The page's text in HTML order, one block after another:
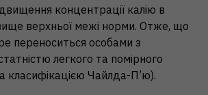
концентрації калію в
верхньої межі норми. Отже, що
переноситься особами з
легкого та помірного
класифікацією Чайлда-П’ю).